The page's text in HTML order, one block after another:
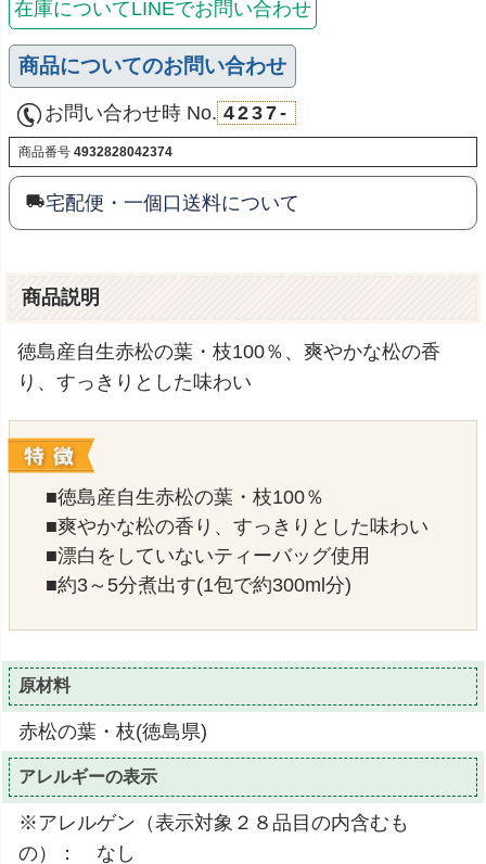
在庫についてLINEでお問い合わせ
商品についてのお問い合わせ
お問い合わせ時 No. 4237-
商品番号 4932828042374
宅配便・一個口送料について
商品説明
徳島産自生赤松の葉・枝100％、爽やかな松の香
り、すっきりとした味わい
■徳島産自生赤松の葉・枝100％
■爽やかな松の香り、すっきりとした味わい
■漂白をしていないティーバッグ使用
■約3～5分煮出す(1包で約300ml分)
原材料
赤松の葉・枝(徳島県)
アレルギーの表示
※アレルゲン（表示対象２８品目の内含むも
の）： なし